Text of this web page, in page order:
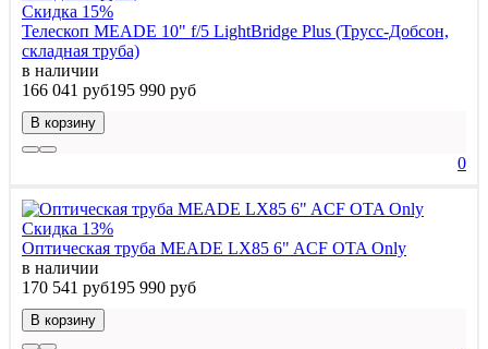
Скидка 15%
Телескоп MEADE 10" f/5 LightBridge Plus (Трусс-Добсон,
складная труба)
в наличии
166 041 руб195 990 руб
В корзину
0
Скидка 13%
Оптическая труба MEADE LX85 6" ACF OTA Only
в наличии
170 541 руб195 990 руб
В корзину